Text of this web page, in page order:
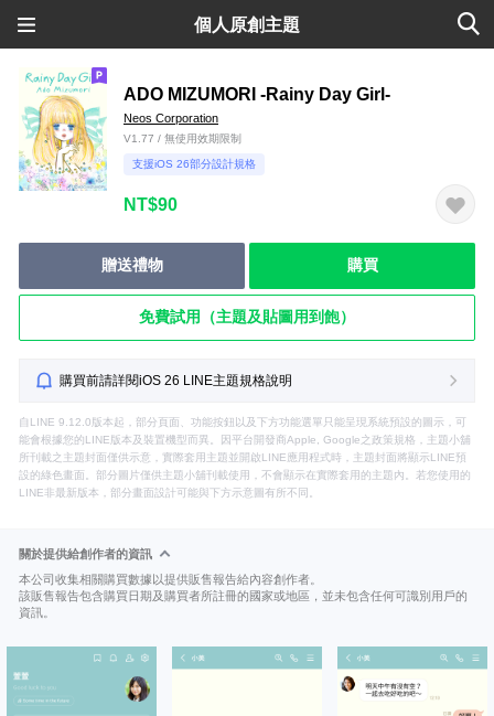
個人原創主題
ADO MIZUMORI -Rainy Day Girl-
Neos Corporation
V1.77 / 無使用效期限制
支援iOS 26部分設計規格
NT$90
贈送禮物 購買
免費試用（主題及貼圖用到飽）
購買前請詳閱iOS 26 LINE主題規格說明
自LINE 9.12.0版本起，部分頁面、功能按鈕以及下方功能選單只能呈現系統預設的圖示，可
能會根據您的LINE版本及裝置機型而異。因平台開發商Apple, Google之政策規格，主題小舖
所刊載之主題封面僅供示意，實際套用主題並開啟LINE應用程式時，主題封面將顯示LINE預
設的綠色畫面。部分圖片僅供主題小舖刊載使用，不會顯示在實際套用的主題內。若您使用的
LINE非最新版本，部分畫面設計可能與下方示意圖有所不同。
關於提供給創作者的資訊
本公司收集相關購買數據以提供販售報告給內容創作者。
該販售報告包含購買日期及購買者所註冊的國家或地區，並未包含任何可識別用戶的
資訊。